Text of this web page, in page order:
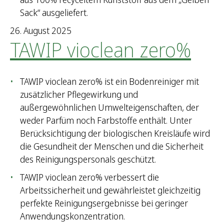
Sack“ ausgeliefert.
26. August 2025
TAWIP vioclean zero%
TAWIP vioclean zero% ist ein Bodenreiniger mit
zusätzlicher Pflegewirkung und
außergewöhnlichen Umwelteigenschaften, der
weder Parfüm noch Farbstoffe enthält. Unter
Berücksichtigung der biologischen Kreisläufe wird
die Gesundheit der Menschen und die Sicherheit
des Reinigungspersonals geschützt.
TAWIP vioclean zero% verbessert die
Arbeitssicherheit und gewährleistet gleichzeitig
perfekte Reinigungsergebnisse bei geringer
Anwendungskonzentration.